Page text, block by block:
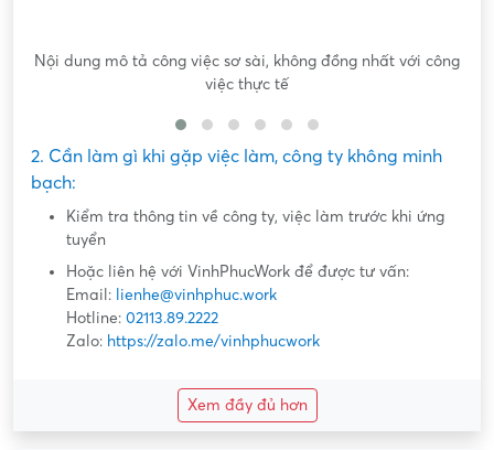
Nội dung mô tả công việc sơ sài, không đồng nhất với công
việc thực tế
2. Cần làm gì khi gặp việc làm, công ty không minh
bạch:
Kiểm tra thông tin về công ty, việc làm trước khi ứng
tuyển
Hoặc liên hệ với VinhPhucWork để được tư vấn:
Email: lienhe@vinhphuc.work
Hotline: 02113.89.2222
Zalo: https://zalo.me/vinhphucwork
Xem đầy đủ hơn